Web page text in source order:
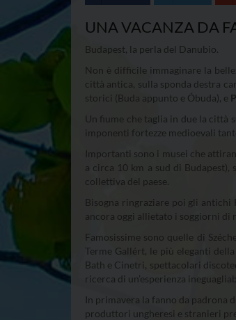
UNA VACANZA DA
Budapest, la perla del Danubio.
Non è difficile immaginare la
città antica, sulla sponda destra
storici (Buda appunto e Óbuda), e
Un fiume che taglia in due la città
imponenti fortezze medioevali
Importanti sono i musei che
a circa 10 km a sud di
collettiva del paese.
Bisogna ringraziare poi gli antichi
ancora oggi allietato i soggiorni
Famosissime sono quelle di
Terme Gallért, le più eleganti
Bath e Cinetri, spettacolari
ricerca di un’esperienza
In primavera la fanno da padrona
produttori ungheresi e stranieri